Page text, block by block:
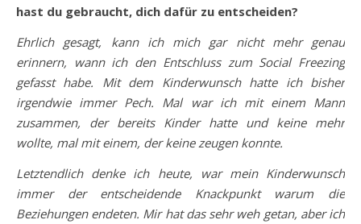
hast du gebraucht, dich dafür zu entscheiden?
Ehrlich gesagt, kann ich mich gar nicht mehr genau
erinnern, wann ich den Entschluss zum Social Freezing
gefasst habe. Mit dem Kinderwunsch hatte ich bisher
irgendwie immer Pech. Mal war ich mit einem Mann
zusammen, der bereits Kinder hatte und keine mehr
wollte, mal mit einem, der keine zeugen konnte.
Letztendlich denke ich heute, war mein Kinderwunsch
immer der entscheidende Knackpunkt warum die
Beziehungen endeten. Mir hat das sehr weh getan, aber ich